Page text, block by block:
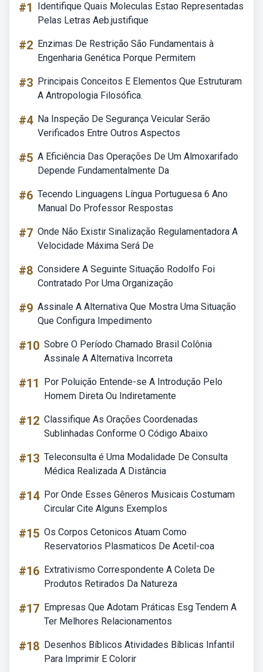
#1
Identifique Quais Moleculas Estao Representadas
Pelas Letras Aeb.justifique
#2 Enzimas De Restrição São Fundamentais à
Engenharia Genética Porque Permitem
#3 Principais Conceitos E Elementos Que Estruturam
A Antropologia Filosófica.
#4 Na Inspeção De Segurança Veicular Serão
Verificados Entre Outros Aspectos
#5 A Eficiência Das Operações De Um Almoxarifado
Depende Fundamentalmente Da
#6 Tecendo Linguagens Língua Portuguesa 6 Ano
Manual Do Professor Respostas
#7 Onde Não Existir Sinalização Regulamentadora A
Velocidade Máxima Será De
#8 Considere A Seguinte Situação Rodolfo Foi
Contratado Por Uma Organização
#9 Assinale A Alternativa Que Mostra Uma Situação
Que Configura Impedimento
#10 Sobre O Período Chamado Brasil Colônia
Assinale A Alternativa Incorreta
#11
Por Poluição Entende-se A Introdução Pelo
Homem Direta Ou Indiretamente
#12 Classifique As Orações Coordenadas
Sublinhadas Conforme O Código Abaixo
#13 Teleconsulta é Uma Modalidade De Consulta
Médica Realizada A Distância
#14 Por Onde Esses Gêneros Musicais Costumam
Circular Cite Alguns Exemplos
#15 Os Corpos Cetonicos Atuam Como
Reservatorios Plasmaticos De Acetil-coa
#16 Extrativismo Correspondente A Coleta De
Produtos Retirados Da Natureza
#17 Empresas Que Adotam Práticas Esg Tendem A
Ter Melhores Relacionamentos
#18 Desenhos Bíblicos Atividades Bíblicas Infantil
Para Imprimir E Colorir